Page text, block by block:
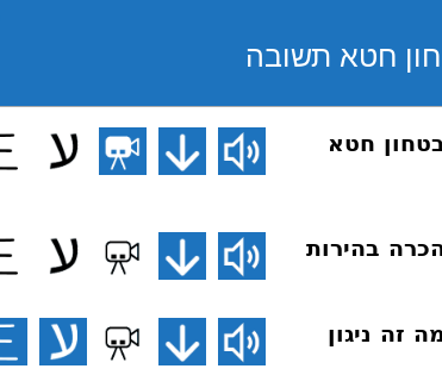
בארה”ב אייר תשפ”ג 001 בטחון חטא